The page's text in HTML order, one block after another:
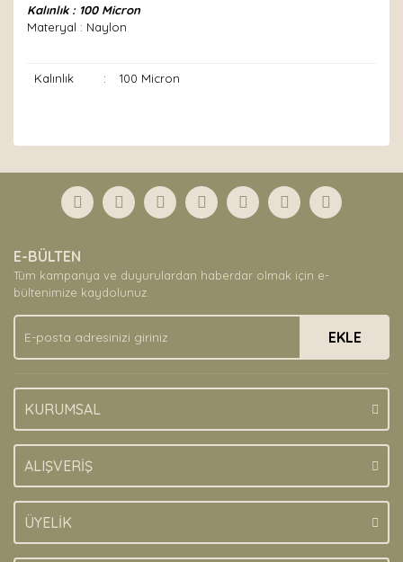
Kalınlık : 100 Micron
Materyal : Naylon
Kalınlık : 100 Micron
Yorum Yaz
formunu kullanarak tarafımıza iletebilirsiniz.
Görüş ve önerileriniz için teşekkür ederiz.
Ürün açıklamasında eksik bilgiler bulunuyor.
Ürün bilgilerinde hatalar bulunuyor.
Ürün fiyatı diğer sitelerden daha pahalı.
Bu ürüne benzer farklı alternatifler olmalı.
E-BÜLTEN
Tüm kampanya ve duyurulardan haberdar olmak için e-
bültenimize kaydolunuz.
EKLE
KURUMSAL
ALIŞVERİŞ
ÜYELİK